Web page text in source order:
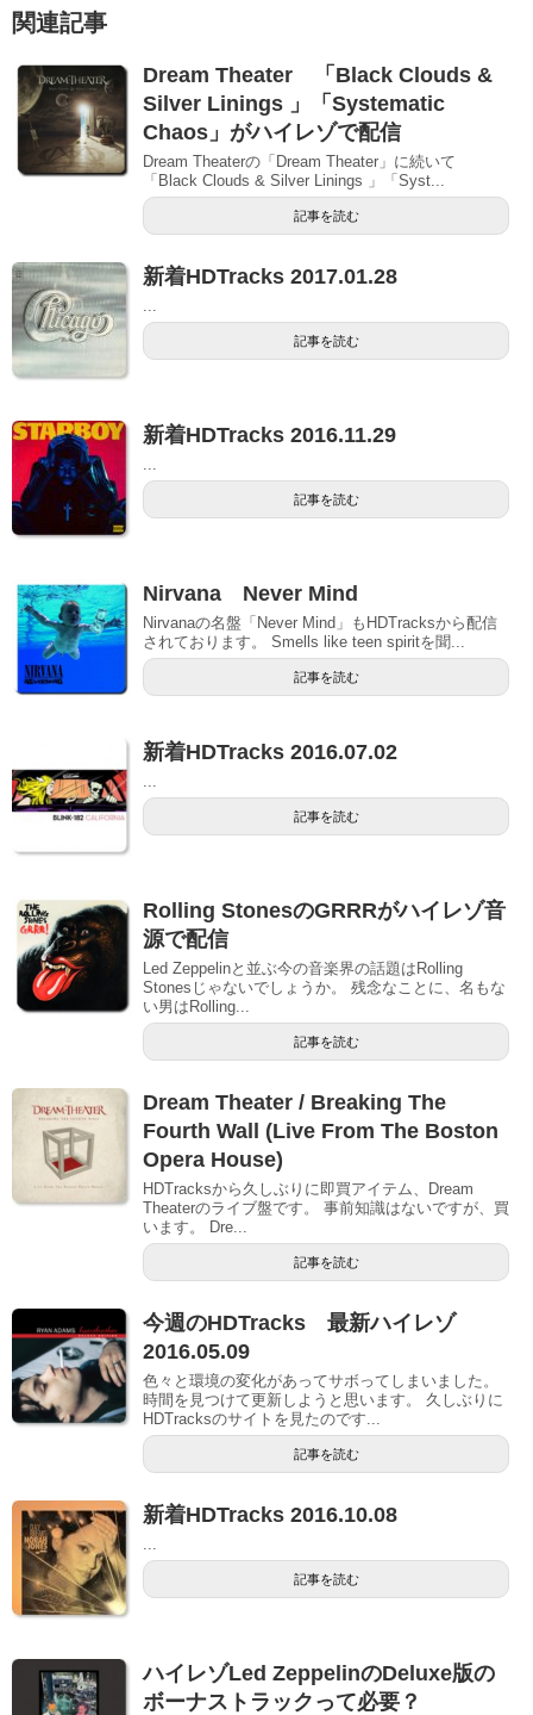
関連記事
Dream Theater 「Black Clouds &
Silver Linings 」「Systematic
Chaos」がハイレゾで配信
Dream Theaterの「Dream Theater」に続いて
「Black Clouds & Silver Linings 」「Syst...
記事を読む
新着HDTracks 2017.01.28
記事を読む
新着HDTracks 2016.11.29
記事を読む
Nirvana Never Mind
Nirvanaの名盤「Never Mind」もHDTracksから配信
されております。 Smells like teen spiritを聞...
記事を読む
新着HDTracks 2016.07.02
記事を読む
Rolling StonesのGRRRがハイレゾ音
源で配信
Led Zeppelinと並ぶ今の音楽界の話題はRolling
Stonesじゃないでしょうか。 残念なことに、名もな
い男はRolling...
記事を読む
Dream Theater / Breaking The
Fourth Wall (Live From The Boston
Opera House)
HDTracksから久しぶりに即買アイテム、Dream
Theaterのライブ盤です。 事前知識はないですが、買
います。 Dre...
記事を読む
今週のHDTracks 最新ハイレゾ
2016.05.09
色々と環境の変化があってサボってしまいました。
時間を見つけて更新しようと思います。 久しぶりに
HDTracksのサイトを見たのです...
記事を読む
新着HDTracks 2016.10.08
記事を読む
ハイレゾLed ZeppelinのDeluxe版の
ボーナストラックって必要？